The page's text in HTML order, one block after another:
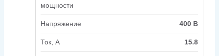
мощности
Напряжение 400 В
Ток, А 15.8